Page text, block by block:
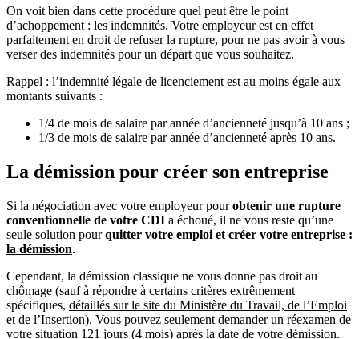
On voit bien dans cette procédure quel peut être le point
d’achoppement : les indemnités. Votre employeur est en effet
parfaitement en droit de refuser la rupture, pour ne pas avoir à vous
verser des indemnités pour un départ que vous souhaitez.
Rappel : l’indemnité légale de licenciement est au moins égale aux
montants suivants :
1/4 de mois de salaire par année d’ancienneté jusqu’à 10 ans ;
1/3 de mois de salaire par année d’ancienneté après 10 ans.
La démission pour créer son entreprise
Si la négociation avec votre employeur pourobtenir une rupture
conventionnelle de votre CDI a échoué, il ne vous reste qu’une
seule solution pourquitter votre emploi et créer votre entreprise :
la démission.
Cependant, la démission classique ne vous donne pas droit au
chômage (sauf à répondre à certains critères extrêmement
spécifiques, détaillés sur le site du Ministère du Travail, de l’Emploi
et de l’Insertion). Vous pouvez seulement demander un réexamen de
votre situation 121 jours (4 mois) après la date de votre démission.